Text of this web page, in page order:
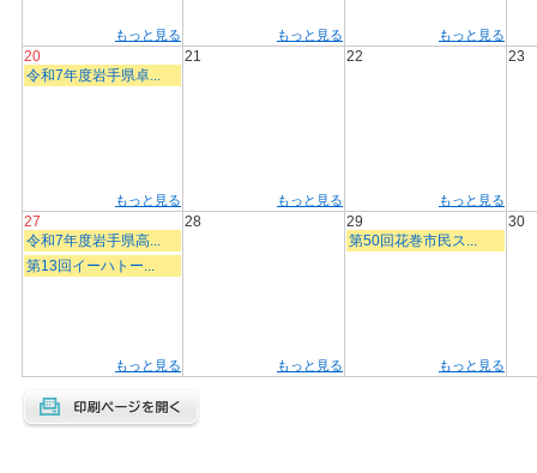
もっと見る もっと見る もっと見る
20
令和7年度岩手県卓...
もっと見る
21
もっと見る
22
もっと見る
23
27
令和7年度岩手県高...
第13回イーハトー...
もっと見る
28
もっと見る
29
第50回花巻市民ス...
もっと見る
30